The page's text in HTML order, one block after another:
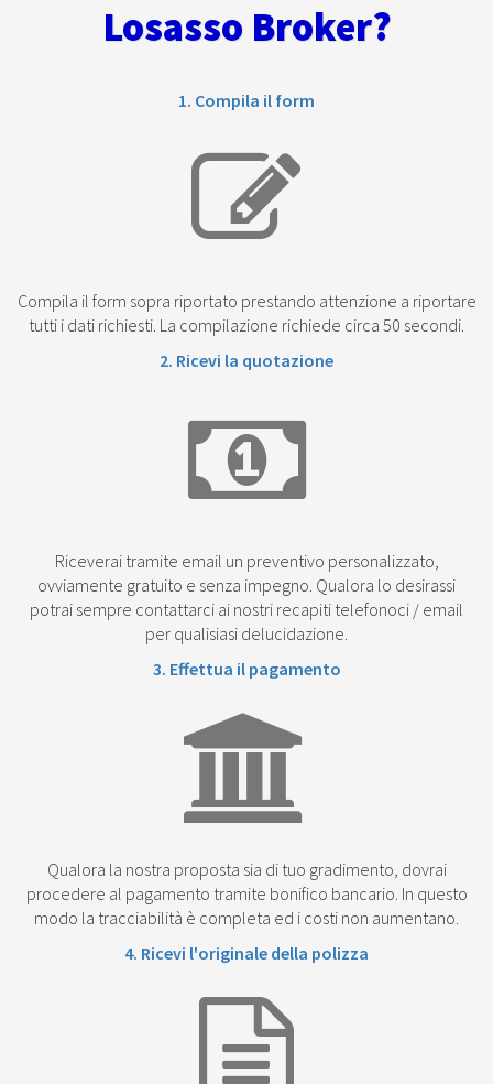
Losasso Broker?
1. Compila il form
Compila il form sopra riportato prestando attenzione a riportare
tutti i dati richiesti. La compilazione richiede circa 50 secondi.
2. Ricevi la quotazione
Riceverai tramite email un preventivo personalizzato,
ovviamente gratuito e senza impegno. Qualora lo desirassi
potrai sempre contattarci ai nostri recapiti telefonoci / email
per qualisiasi delucidazione.
3. Effettua il pagamento
Qualora la nostra proposta sia di tuo gradimento, dovrai
procedere al pagamento tramite bonifico bancario. In questo
modo la tracciabilità è completa ed i costi non aumentano.
4. Ricevi l'originale della polizza